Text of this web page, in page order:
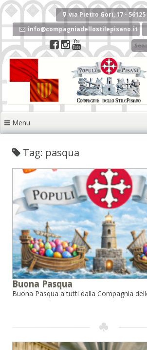
Vai
al
contenuto
via Pietro Gori, 17 - 56125
info@compagniadellostilepisano.it
Menu
Tag: pasqua
Buona Pasqua
Buona Pasqua a tutti dalla Compagnia